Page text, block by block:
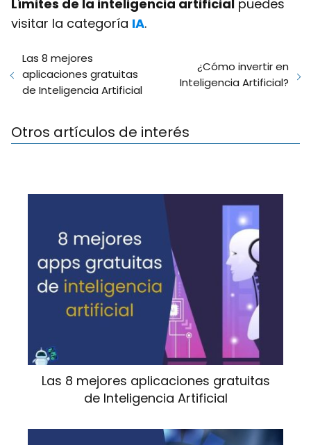
Límites de la inteligencia artificial puedes
visitar la categoría IA.
Las 8 mejores
aplicaciones gratuitas
de Inteligencia Artificial
¿Cómo invertir en
Inteligencia Artificial?
Otros artículos de interés
Las 8 mejores aplicaciones gratuitas
de Inteligencia Artificial